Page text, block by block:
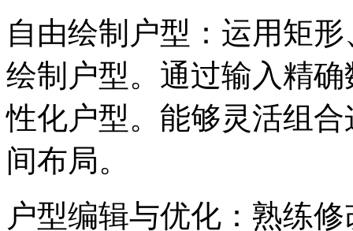
自由绘制户型：运用矩
绘制户型。通过输入精
性化户型。能够灵活组
间布局。
户型编辑与优化：熟练